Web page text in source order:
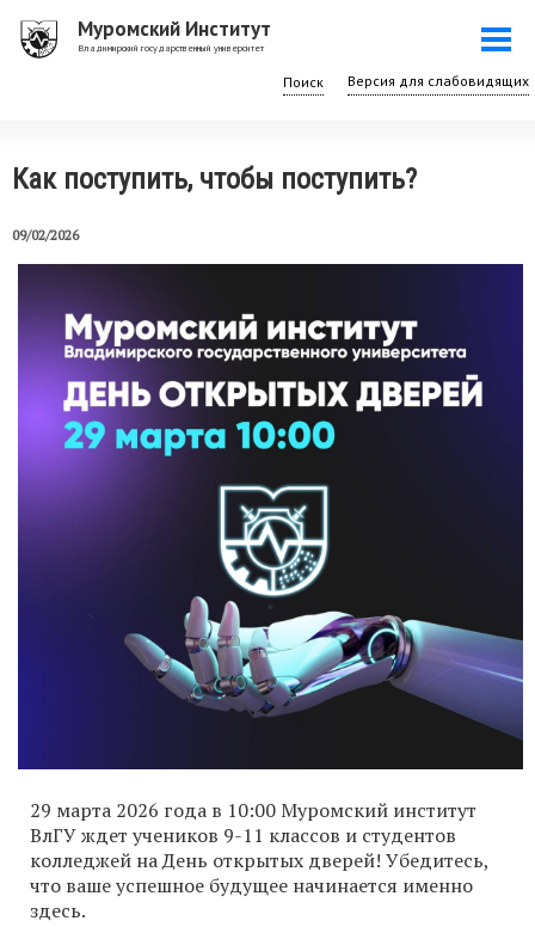
Перейти
Муромский Институт
Владимирский государственный университет
Поиск
Как поступить, чтобы поступить?
09/02/2026
29 марта 2026 года в 10:00 Муромский институт
ВлГУ ждет учеников 9-11 классов и студентов
колледжей на День открытых дверей! Убедитесь,
что ваше успешное будущее начинается именно
здесь.